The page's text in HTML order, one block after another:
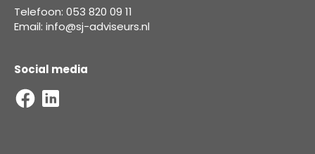
Telefoon: 053 820 09 11
Email: info@sj-adviseurs.nl
Social media